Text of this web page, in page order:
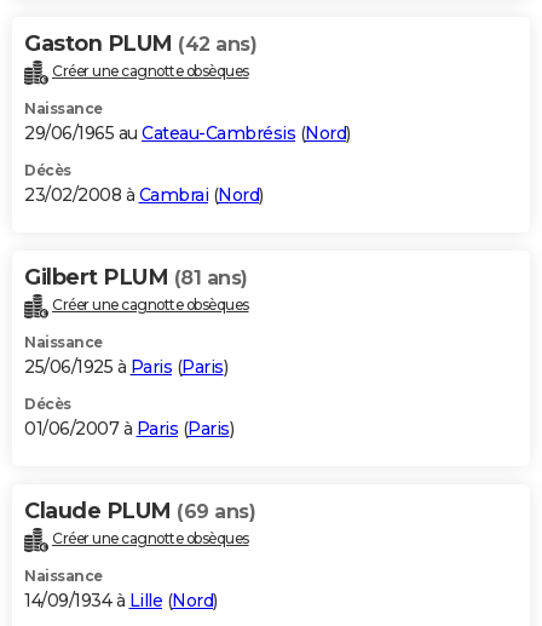
Gaston PLUM (42 ans)
Créer une cagnotte obsèques
Naissance
29/06/1965 au Cateau-Cambrésis (Nord)
Décès
23/02/2008 à Cambrai (Nord)
Gilbert PLUM (81 ans)
Créer une cagnotte obsèques
Naissance
25/06/1925 à Paris (Paris)
Décès
01/06/2007 à Paris (Paris)
Claude PLUM (69 ans)
Créer une cagnotte obsèques
Naissance
14/09/1934 à Lille (Nord)